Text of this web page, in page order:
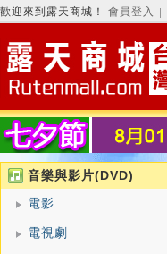
歡迎來到露天商城！ 會員登入
音樂與影片(DVD)
電影
電視劇